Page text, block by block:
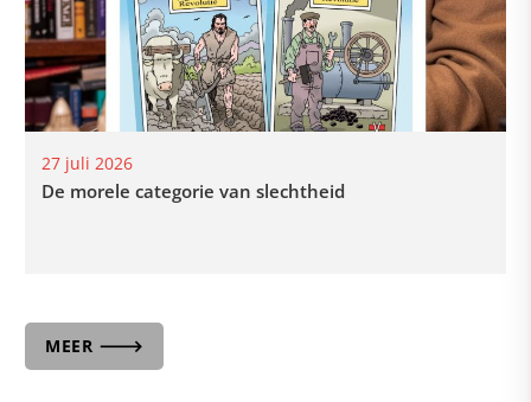
27 juli 2026
De morele categorie van slechtheid
MEER 🡒